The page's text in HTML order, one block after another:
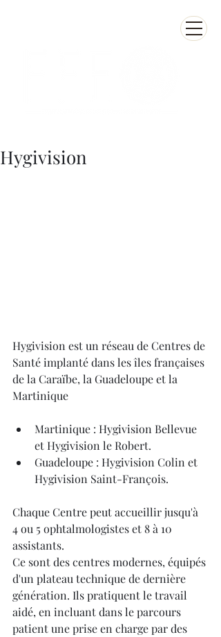
Hygivision
Hygivision est un réseau de Centres de
Santé implanté dans les îles françaises
de la Caraïbe, la Guadeloupe et la
Martinique
Martinique : Hygivision Bellevue
et Hygivision le Robert.
Guadeloupe : Hygivision Colin et
Hygivision Saint-François.
Chaque Centre peut accueillir jusqu'à
4 ou 5 ophtalmologistes et 8 à 10
assistants.
Ce sont des centres modernes, équipés
d'un plateau technique de dernière
génération. Ils pratiquent le travail
aidé, en incluant dans le parcours
patient une prise en charge par des